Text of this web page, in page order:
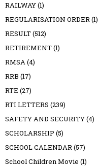
RAILWAY(1)
REGULARISATION ORDER(1)
RESULT(512)
RETIREMENT(1)
RMSA(4)
RRB (17)
RTE (27)
RTI LETTERS (239)
SAFETY AND SECURITY(4)
SCHOLARSHIP (5)
SCHOOL CALENDAR(57)
School Children Movie (1)